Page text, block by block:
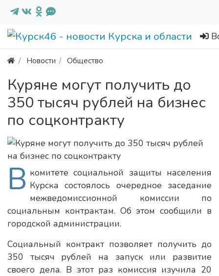
Новости Общество
Куряне могут получить до
350 тысяч рублей на бизнес
по соцконтракту
В комитете социальной защиты населения
Курска состоялось очередное заседание
межведомиссионной комиссии по
социальным контрактам. Об этом сообщили в
городской администрации.
Социальный контракт позволяет получить до
350 тысяч рублей на запуск или развитие
своего дела. В этот раз комиссия изучила 20